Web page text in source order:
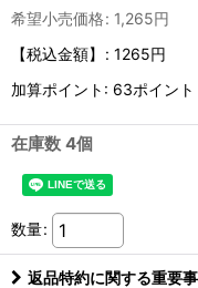
希望小売価格: 1,265円
【税込金額】
: 1265円
加算ポイント: 63ポイント
在庫数 4個
数量:
返品特約に関する重要